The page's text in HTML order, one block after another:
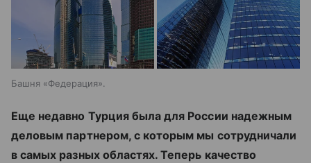
Башня «Федерация».
Еще недавно Турция была для России надежным
деловым партнером, с которым мы сотрудничали
в самых разных областях. Теперь качество